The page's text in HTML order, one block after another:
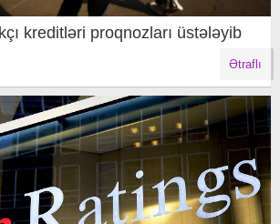
kreditləri proqnozları üstələyib
Ətraflı